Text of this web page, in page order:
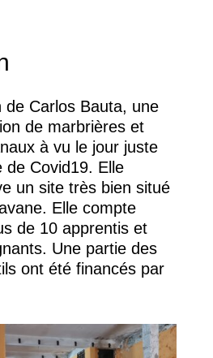
de Carlos Bauta, une
de marbrières et
à vu le jour juste
de Covid19. Elle
un site très bien situé
Elle compte
de 10 apprentis et
Une partie des
ont été financés par